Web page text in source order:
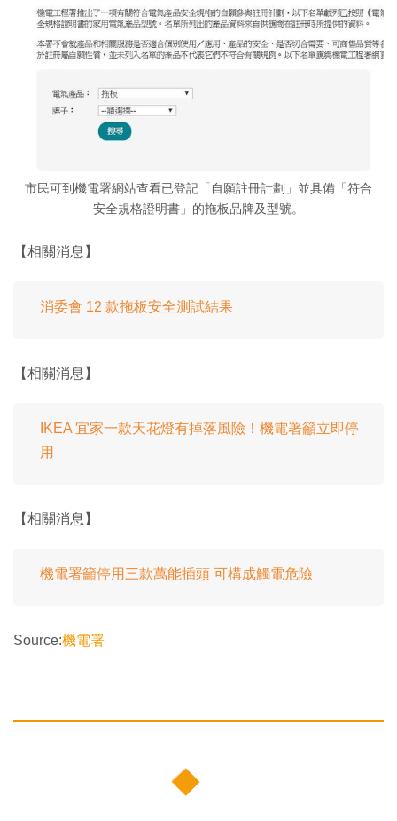
市民可到機電署網站查看已登記「自願註冊計劃」並具備「符合
安全規格證明書」的拖板品牌及型號。
【相關消息】
消委會 12 款拖板安全測試結果
【相關消息】
IKEA 宜家一款天花燈有掉落風險！機電署籲立即停
用
【相關消息】
機電署籲停用三款萬能插頭 可構成觸電危險
Source:機電署